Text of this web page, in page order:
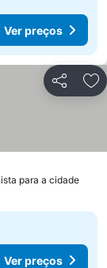
Ver preços
Partilhar
para a cidade
Ver preços